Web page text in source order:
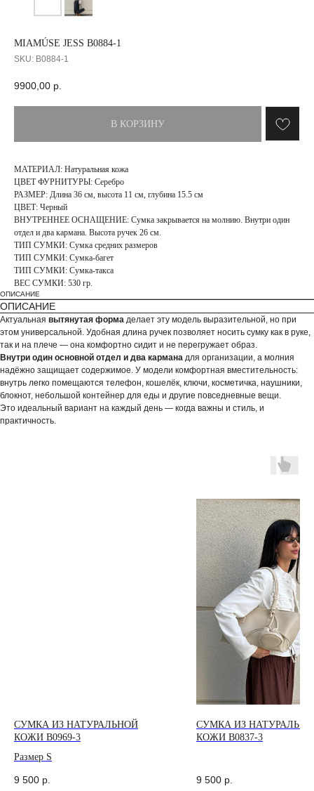
MIAMÚSE JESS B0884-1
SKU: B0884-1
9900,00 р.
В КОРЗИНУ
МАТЕРИАЛ: Натуральная кожа
ЦВЕТ ФУРНИТУРЫ: Серебро
РАЗМЕР: Длина 36 см, высота 11 см, глубина 15.5 см
ЦВЕТ: Черный
ВНУТРЕННЕЕ ОСНАЩЕНИЕ: Сумка закрывается на молнию. Внутри один
отдел и два кармана. Высота ручек 26 см.
ТИП СУМКИ: Сумка средних размеров
ТИП СУМКИ: Сумка-багет
ТИП СУМКИ: Сумка-такса
ВЕС СУМКИ: 530 гр.
ОПИСАНИЕ
ОПИСАНИЕ
Актуальная вытянутая форма делает эту модель выразительной, но при
этом универсальной. Удобная длина ручек позволяет носить сумку как в руке,
так и на плече — она комфортно сидит и не перегружает образ.
Внутри один основной отдел и два кармана для организации, а молния
надёжно защищает содержимое. У модели комфортная вместительность:
внутрь легко помещаются телефон, кошелёк, ключи, косметичка, наушники,
блокнот, небольшой контейнер для еды и другие повседневные вещи.
Это идеальный вариант на каждый день — когда важны и стиль, и
практичность.
СУМКА ИЗ НАТУРАЛЬНОЙ
КОЖИ B0969-3
Размер S
9 500 р.
СУМКА ИЗ
КОЖИ B0837-3
9 500 р.